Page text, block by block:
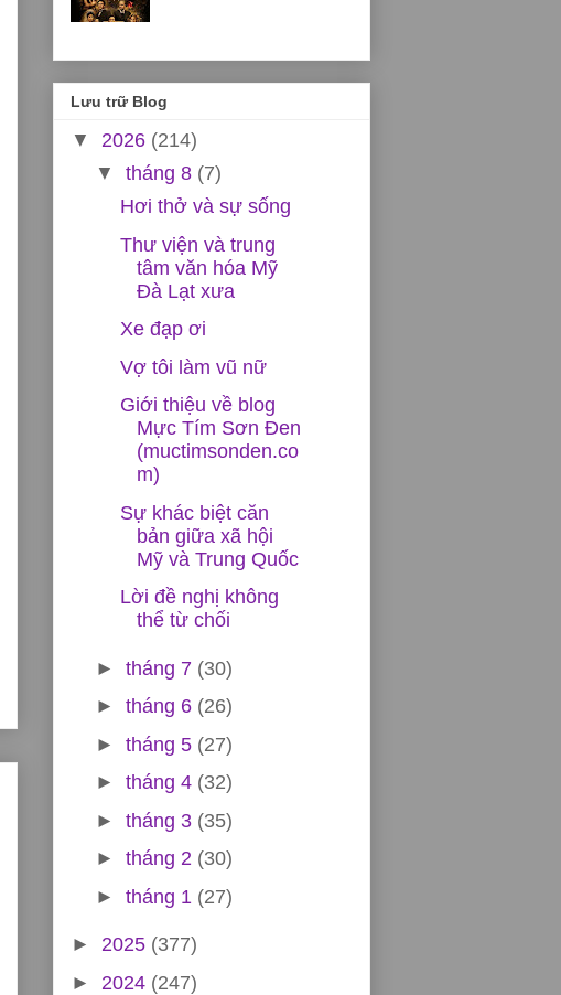
Lưu trữ Blog
▼ 2026 (214)
▼ tháng 8 (7)
Hơi thở và sự sống
Thư viện và trung
tâm văn hóa Mỹ
Đà Lạt xưa
Xe đạp ơi
Vợ tôi làm vũ nữ
Giới thiệu về blog
Mực Tím Sơn Đen
(muctimsonden.co
m)
Sự khác biệt căn
bản giữa xã hội
Mỹ và Trung Quốc
Lời đề nghị không
thể từ chối
► tháng 7 (30)
► tháng 6 (26)
► tháng 5 (27)
► tháng 4 (32)
► tháng 3 (35)
► tháng 2 (30)
► tháng 1 (27)
► 2025 (377)
► 2024 (247)